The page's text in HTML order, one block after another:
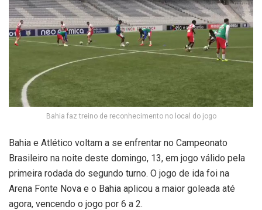
Bahia faz treino de reconhecimento no local do jogo
Bahia e Atlético voltam a se enfrentar no Campeonato
Brasileiro na noite deste domingo, 13, em jogo válido pela
primeira rodada do segundo turno. O jogo de ida foi na
Arena Fonte Nova e o Bahia aplicou a maior goleada até
agora, vencendo o jogo por 6 a 2.